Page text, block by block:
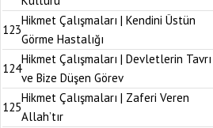
123
Hikmet Çalışmaları | Kendini Üstün
Görme Hastalığı
124
Hikmet Çalışmaları | Devletlerin Tavrı
ve Bize Düşen Görev
125
Hikmet Çalışmaları | Zaferi Veren
Allah’tır